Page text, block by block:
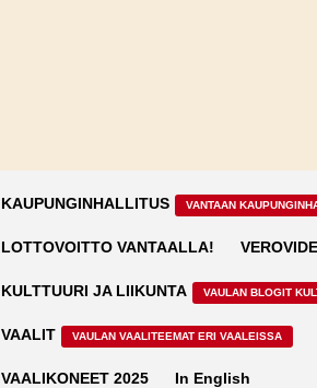
KAUPUNGINHALLITUS VANTAAN
LOTTOVOITTO VANTAALLA!
KULTTUURI JA LIIKUNTA VAULAN BLOGIT
VAALIT VAULAN VAALITEEMAT ERI VAALEISSA
VAALIKONEET 2025 In English